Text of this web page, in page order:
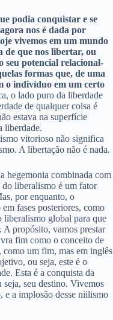
podia conquistar e se
nos é dada por
vivemos em um mundo
de que nos libertar, ou
seu potencial relacional-
formas que, de uma
o indivíduo em um certo
o lado puro da liberdade
de qualquer coisa é
estava na superfície
liberdade.
vitorioso não significa
A libertação não é nada.
hegemonia combinada com
liberalismo é um fator
por enquanto, o
fases posteriores, como
liberalismo global para que
propósito, vamos prestar
fim como o conceito de
um fim, mas em inglês
ou seja, este é o
Esta é a conquista da
seu destino. Vivemos
a implosão desse niilismo